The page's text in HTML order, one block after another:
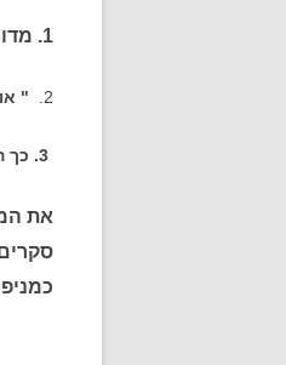
1. מדוע אי אפשר להאמין לסקרים
2.
"
3. כך הפלתי את הספיטפייר המצרי שתקף את ת"א
את